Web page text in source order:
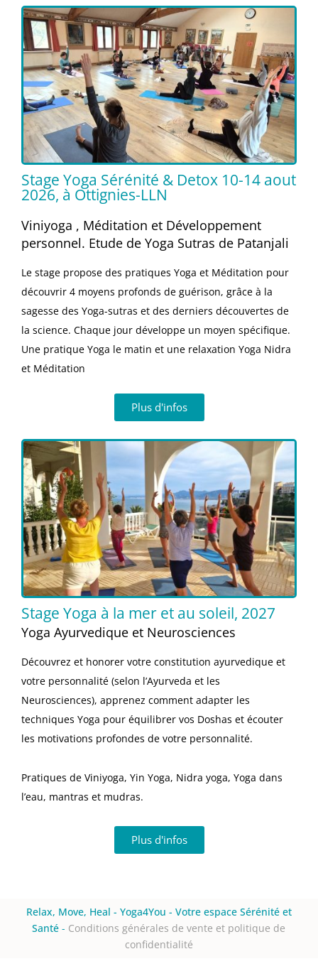
Stage Yoga Sérénité & Detox 10-14 aout
2026, à Ottignies-LLN
Viniyoga , Méditation et Développement
personnel. Etude de Yoga Sutras de Patanjali
Le stage propose des pratiques Yoga et Méditation pour
découvrir 4 moyens profonds de guérison, grâce à la
sagesse des Yoga-sutras et des derniers découvertes de
la science. Chaque jour développe un moyen spécifique.
Une pratique Yoga le matin et une relaxation Yoga Nidra
et Méditation
Plus d'infos
Stage Yoga à la mer et au soleil, 2027
Yoga Ayurvedique et Neurosciences
Découvrez et honorer votre constitution ayurvedique et
votre personnalité (selon l’Ayurveda et les
Neurosciences), apprenez comment adapter les
techniques Yoga pour équilibrer vos Doshas et écouter
les motivations profondes de votre personnalité.
Pratiques de Viniyoga, Yin Yoga, Nidra yoga, Yoga dans
l’eau, mantras et mudras.
Plus d'infos
Relax, Move, Heal - Yoga4You - Votre espace Sérénité et
Santé- Conditions générales de vente et politique de
confidentialité